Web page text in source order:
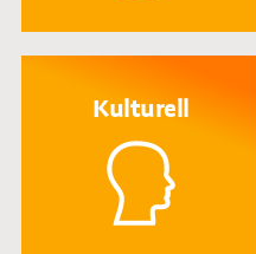
Kulturell